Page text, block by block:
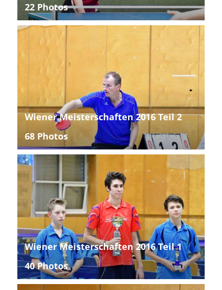
22 Photos
Wiener Meisterschaften 2016 Teil 2
68 Photos
Wiener Meisterschaften 2016 Teil 1
40 Photos